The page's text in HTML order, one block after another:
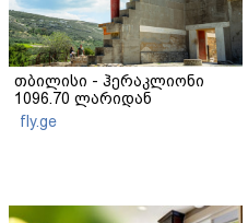
თბილისი - ჰერაკლიონი
1096.70 ლარიდან
fly.ge